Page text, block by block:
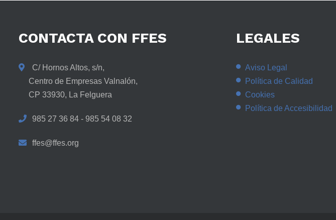
CONTACTA CON FFES
C/ Hornos Altos, s/n,
Centro de Empresas Valnalón,
CP 33930, La Felguera
985 27 36 84 - 985 54 08 32
ffes@ffes.org
LEGALES
Aviso Legal
Política de Calidad
Cookies
Política de Accesibilidad